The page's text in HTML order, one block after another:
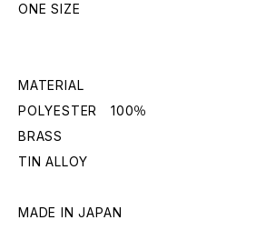
ONE SIZE
MATERIAL
POLYESTER 100％
BRASS
TIN ALLOY
MADE IN JAPAN